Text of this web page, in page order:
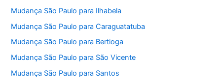
Mudança São Paulo para Ilhabela
Mudança São Paulo para Caraguatatuba
Mudança São Paulo para Bertioga
Mudança São Paulo para São Vicente
Mudança São Paulo para Santos